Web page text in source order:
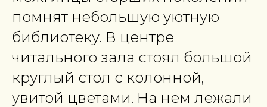
помнят небольшую уютную
библиотеку. В центре
читального зала стоял большой
круглый стол с колонной,
увитой цветами. На нем лежали